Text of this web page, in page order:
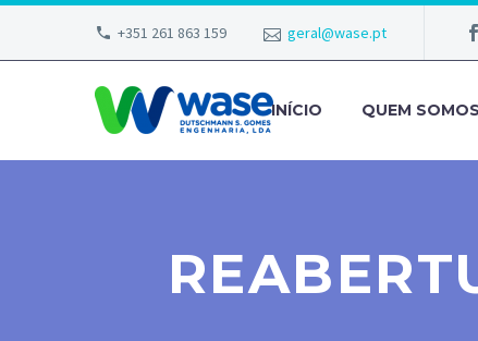
+351 261 863 159 geral@wase.pt
INÍCIO QUEM SOMOS